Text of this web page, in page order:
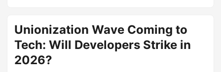
categorically wrong. And you know what? They’re probably
not wrong. They’re just… incomplete. Here’s the thing
nobody wants to hear at tech conferences: the best tool for
your problem might be the one you already know how to
use....
Unionization Wave Coming to
Tech: Will Developers Strike in
2026?